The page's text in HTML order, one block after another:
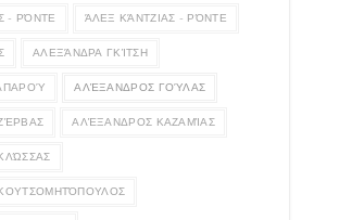
- ΡΌΝΤΕ ΆΛΕΞ ΚΆΝΤΖΙΑΣ - ΡΌΝΤΕ
ΑΛΕΞΆΝΔΡΑ ΓΚΊΤΣΗ
ΑΛΈΞΑΝΔΡΟΣ ΓΟΎΛΑΣ
ΑΛΈΞΑΝΔΡΟΣ ΚΑΖΑΜΊΑΣ